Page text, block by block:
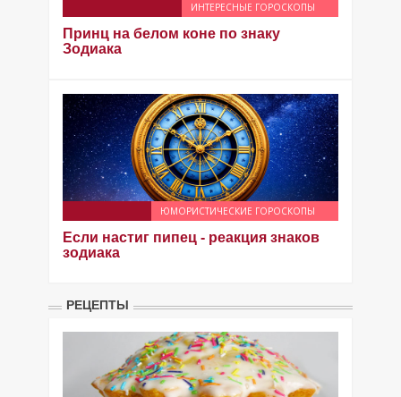
ИНТЕРЕСНЫЕ ГОРОСКОПЫ
Принц на белом коне по знаку
Зодиака
ЮМОРИСТИЧЕСКИЕ ГОРОСКОПЫ
Если настиг пипец - реакция знаков
зодиака
РЕЦЕПТЫ